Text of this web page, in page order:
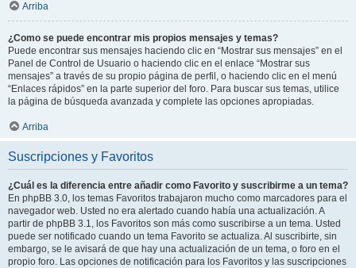
Arriba
¿Como se puede encontrar mis propios mensajes y temas?
Puede encontrar sus mensajes haciendo clic en “Mostrar sus mensajes” en el
Panel de Control de Usuario o haciendo clic en el enlace “Mostrar sus
mensajes” a través de su propio página de perfil, o haciendo clic en el menú
“Enlaces rápidos” en la parte superior del foro. Para buscar sus temas, utilice
la página de búsqueda avanzada y complete las opciones apropiadas.
Arriba
Suscripciones y Favoritos
¿Cuál es la diferencia entre añadir como Favorito y suscribirme a un tema?
En phpBB 3.0, los temas Favoritos trabajaron mucho como marcadores para el
navegador web. Usted no era alertado cuando había una actualización. A
partir de phpBB 3.1, los Favoritos son más como suscribirse a un tema. Usted
puede ser notificado cuando un tema Favorito se actualiza. Al suscribirte, sin
embargo, se le avisará de que hay una actualización de un tema, o foro en el
propio foro. Las opciones de notificación para los Favoritos y las suscripciones